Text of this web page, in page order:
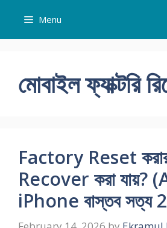
content
Menu
মোবাইল ফ্যাক্টরি
Factory Reset করার
Recover করা যায়?
iPhone বাস্তব সত্য